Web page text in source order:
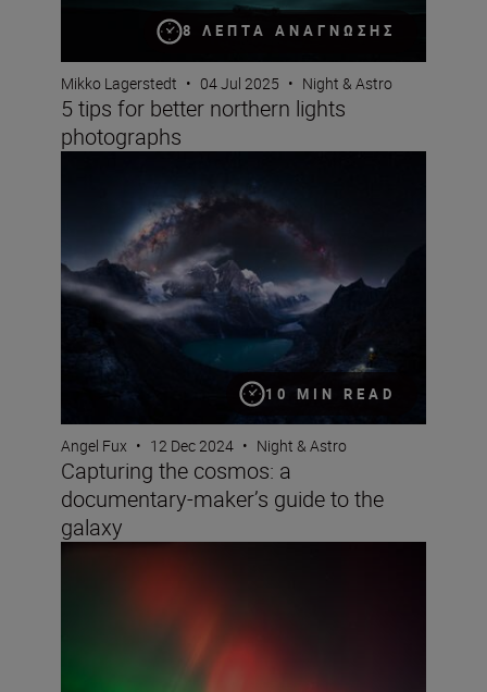
8 ΛΕΠΤΆ ΑΝΆΓΝΩΣΗΣ
Mikko Lagerstedt • 04 Jul 2025 • Night & Astro
5 tips for better northern lights
photographs
10 MIN READ
Angel Fux • 12 Dec 2024 • Night & Astro
Capturing the cosmos: a
documentary-maker’s guide to the
galaxy
Aurora photography: A guide to the night sky